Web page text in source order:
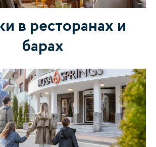
в ресторанах и
барах